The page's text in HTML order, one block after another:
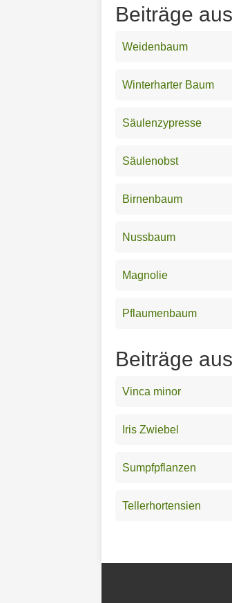
Beiträge
Weidenbaum
Winterharter Baum
Säulenzypresse
Säulenobst
Birnenbaum
Nussbaum
Magnolie
Pflaumenbaum
Beiträge
Vinca minor
Iris Zwiebel
Sumpfpflanzen
Tellerhortensien